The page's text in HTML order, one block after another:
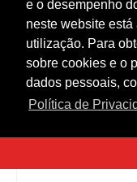
e o desempenho
neste website
utilização. Para
sobre cookies e o
dados pessoais,
Política de
Médicos
Veterinário
recrutar